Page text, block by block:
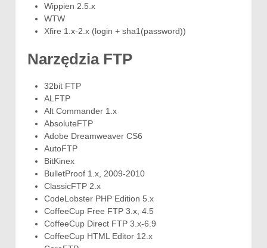
Wippien 2.5.x
WTW
Xfire 1.x-2.x (login + sha1(password))
Narzędzia FTP
32bit FTP
ALFTP
Alt Commander 1.x
AbsoluteFTP
Adobe Dreamweaver CS6
AutoFTP
BitKinex
BulletProof 1.x, 2009-2010
ClassicFTP 2.x
CodeLobster PHP Edition 5.x
CoffeeCup Free FTP 3.x, 4.5
CoffeeCup Direct FTP 3.x-6.9
CoffeeCup HTML Editor 12.x